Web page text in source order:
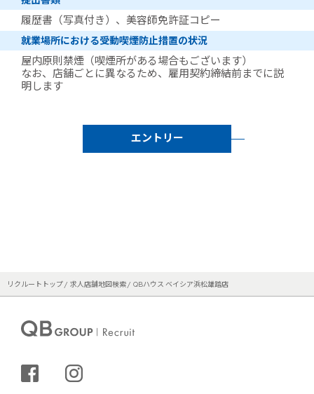
履歴書（写真付き）、美容師免許証コピー
就業場所における受動喫煙防止措置の状況
屋内原則禁煙（喫煙所がある場合もございます）
なお、店舗ごとに異なるため、雇用契約締結前までに説
明します
エントリー
リクルートトップ 求人店舗地図検索 QBハウス ベイシア浜松雄踏店
シェアする